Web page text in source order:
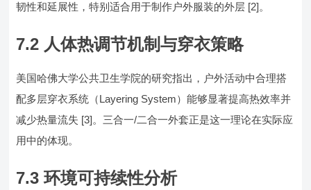
韧性和延展性，特别适合用于制作户外服装的外层 [2]。
7.2 人体热调节机制与穿衣策略
美国哈佛大学公共卫生学院的研究指出，户外活动中合理搭
配多层穿衣系统（Layering System）能够显著提高热效率并
减少热量流失 [3]。三合一/二合一外套正是这一理论在实际应
用中的体现。
7.3 环境可持续性分析